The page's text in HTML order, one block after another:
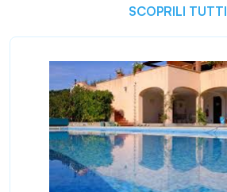
SCOPRILI TUTTI